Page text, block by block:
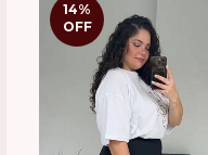
14%
OFF